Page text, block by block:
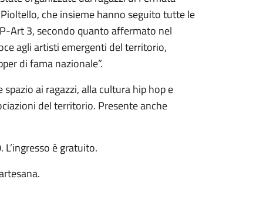
che insieme hanno seguito tutte le
Art 3, secondo quanto affermato nel
agli artisti emergenti del territorio,
di fama nazionale”.
ai ragazzi, alla cultura hip hop e
del territorio. Presente anche
è gratuito.